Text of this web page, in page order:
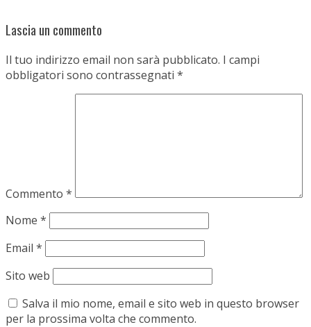
Lascia un commento
Il tuo indirizzo email non sarà pubblicato. I campi
obbligatori sono contrassegnati *
Commento *
Nome *
Email *
Sito web
Salva il mio nome, email e sito web in questo browser
per la prossima volta che commento.